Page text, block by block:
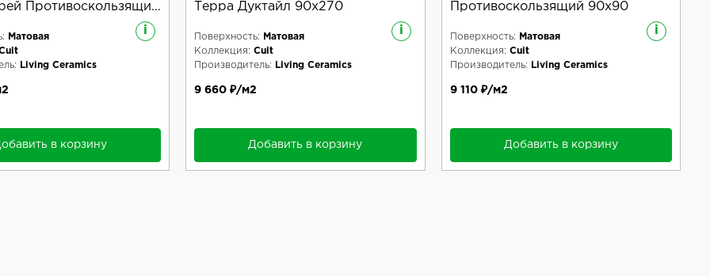
Противоскользящий
i
Матовая
Living Ceramics
в корзину
Терра Дуктайл 90x270
i
Поверхность:
Матовая
Коллекция: Cuit
Производитель:
Living Ceramics
9 660 ₽/м2
Добавить в корзину
Противоскользящий 90x90
i
Поверхность:
Матовая
Коллекция: Cuit
Производитель:
Living Ceramics
9 110 ₽/м2
Добавить в корзину